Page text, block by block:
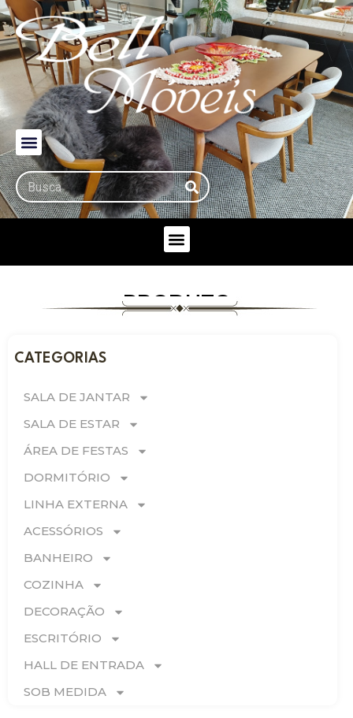
PRODUTO
CATEGORIAS
SALA DE JANTAR
SALA DE ESTAR
ÁREA DE FESTAS
DORMITÓRIO
LINHA EXTERNA
ACESSÓRIOS
BANHEIRO
COZINHA
DECORAÇÃO
ESCRITÓRIO
HALL DE ENTRADA
SOB MEDIDA